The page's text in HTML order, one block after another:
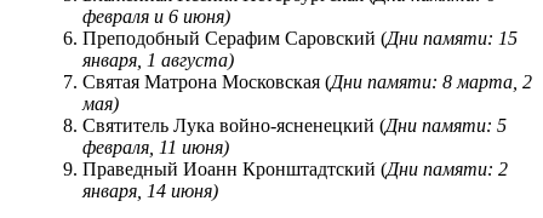
февраля и 6 июня)
Преподобный Серафим Саровский (Дни памяти: 15
января, 1 августа)
Святая Матрона Московская (Дни памяти: 8 марта, 2
мая)
Святитель Лука войно-ясненецкий (Дни памяти: 5
февраля, 11 июня)
Праведный Иоанн Кронштадтский (Дни памяти: 2
января, 14 июня)